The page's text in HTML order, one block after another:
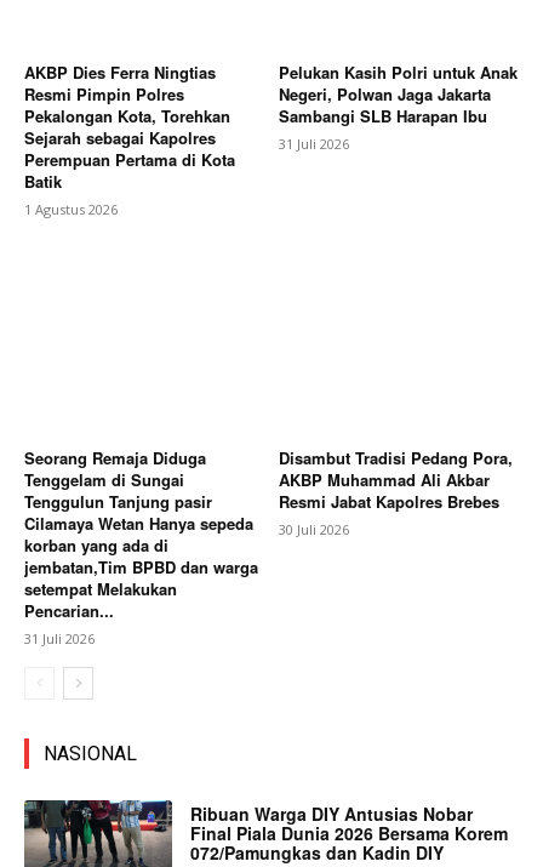
AKBP Dies Ferra Ningtias
Resmi Pimpin Polres
Pekalongan Kota, Torehkan
Sejarah sebagai Kapolres
Perempuan Pertama di Kota
Batik
1 Agustus 2026
Pelukan Kasih Polri untuk Anak
Negeri, Polwan Jaga Jakarta
Sambangi SLB Harapan Ibu
31 Juli 2026
Seorang Remaja Diduga
Tenggelam di Sungai
Tenggulun Tanjung pasir
Cilamaya Wetan Hanya sepeda
korban yang ada di
jembatan,Tim BPBD dan warga
setempat Melakukan
Pencarian...
31 Juli 2026
Disambut Tradisi Pedang Pora,
AKBP Muhammad Ali Akbar
Resmi Jabat Kapolres Brebes
30 Juli 2026
NASIONAL
Ribuan Warga DIY Antusias Nobar
Final Piala Dunia 2026 Bersama Korem
072/Pamungkas dan Kadin DIY